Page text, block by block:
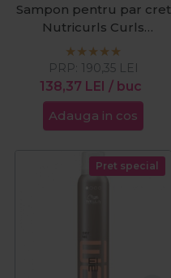
Sampon pentru par cret
Nutricurls Curls
Medium 1000ml
138,37 LEI / buc
PRP: 190,35 LEI
Adauga in cos
Pret special